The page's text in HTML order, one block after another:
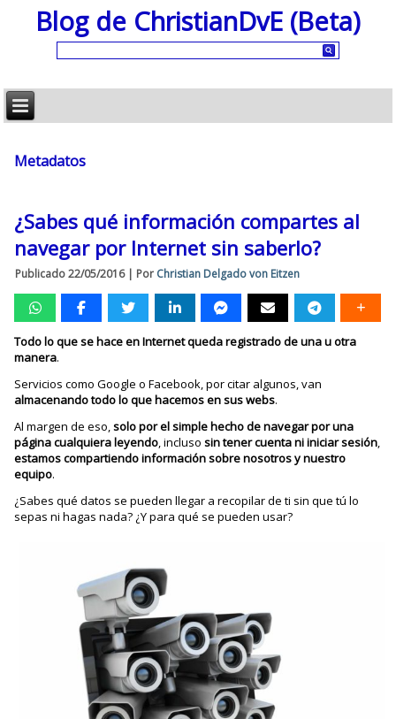
Blog de ChristianDvE (Beta)
Metadatos
¿Sabes qué información compartes al
navegar por Internet sin saberlo?
Publicado 22/05/2016| Por Christian Delgado von Eitzen
Todo lo que se hace en Internet queda registrado de una u otra
manera.
Servicios como Google o Facebook, por citar algunos, van
almacenando todo lo que hacemos en sus webs.
Al margen de eso,solopor el simple hecho de navegar por una
página cualquiera leyendo, inclusosin tener cuenta ni iniciar sesión,
estamos compartiendo información sobre nosotros y nuestro
equipo.
¿Sabes qué datos se pueden llegar a recopilar de ti sin que tú lo
sepas ni hagas nada? ¿Y para qué se pueden usar?